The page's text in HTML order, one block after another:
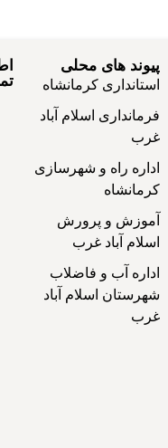
پیوند های محلی
استانداری کرمانشاه
فرمانداری اسلام آباد
غرب
اداره راه و شهرسازی
کرمانشاه
آموزش و پرورش
اسلام آباد غرب
اداره آب و فاضلاب
شهرستان اسلام آباد
غرب